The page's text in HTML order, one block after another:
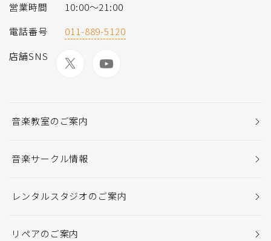
営業時間
10:00～21:00
電話番号
011-889-5120
店舗SNS
音楽教室のご案内
音楽サークル情報
レンタルスタジオのご案内
リペアのご案内